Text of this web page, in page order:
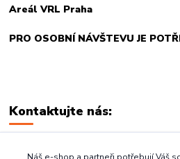
Areál VRL Praha
PRO OSOBNÍ NÁVŠTEVU JE
Kontaktujte nás:
+420 774 678 717
Náš e-shop a partneři potřebují Váš